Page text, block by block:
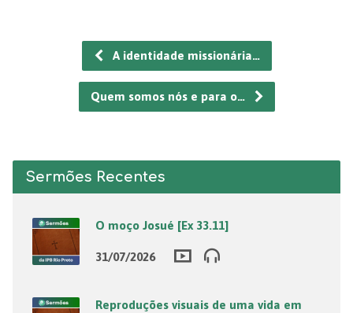
A identidade missionária…
Quem somos nós e para o…
Sermões Recentes
O moço Josué [Ex 33.11]
31/07/2026
Reproduções visuais de uma vida em